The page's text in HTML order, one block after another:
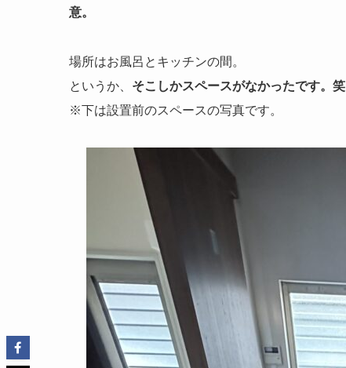
意。
場所はお風呂とキッチンの間。
というか、 そこしかスペースがなかったです。笑
※下は設置前のスペースの写真です。